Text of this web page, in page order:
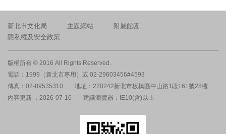
新北市文化局 主題網站
附屬館園
隱私權及安全政策
版權所有 © 2016 All Rights Reserved.
電話：1999（新北市專用）或 02-29603456#4593
傳真：02-89535310
地址：220242新北市板橋區中山路1段161號28樓
內容更新 ：2026-07-16
建議瀏覽器：IE10(含)以上